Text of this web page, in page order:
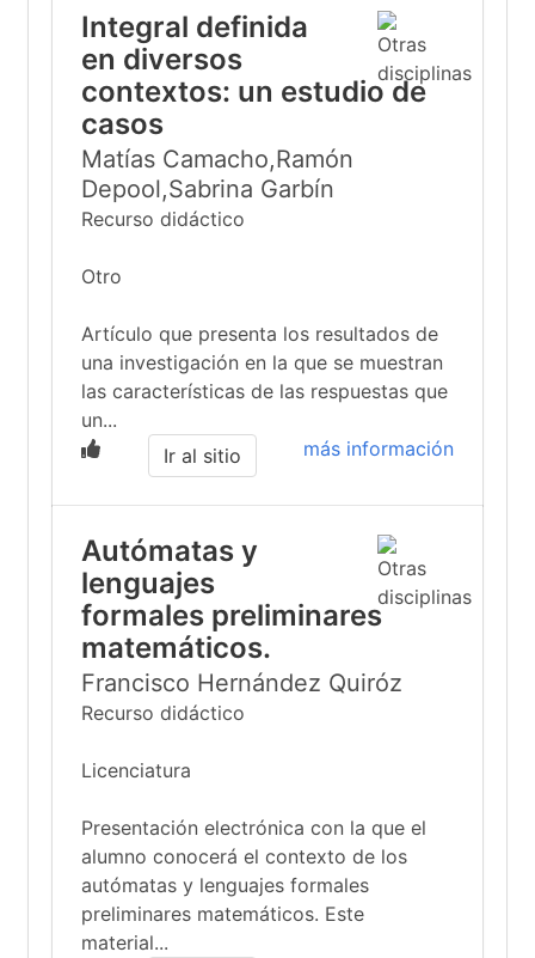
Integral definida
en diversos
contextos: un estudio de
casos
Matías Camacho,Ramón
Depool,Sabrina Garbín
Recurso didáctico
Otro
Artículo que presenta los resultados de
una investigación en la que se muestran
las características de las respuestas que
un...
más información
Ir al sitio
Autómatas y
lenguajes
formales preliminares
matemáticos.
Francisco Hernández Quiróz
Recurso didáctico
Licenciatura
Presentación electrónica con la que el
alumno conocerá el contexto de los
autómatas y lenguajes formales
preliminares matemáticos. Este
material...